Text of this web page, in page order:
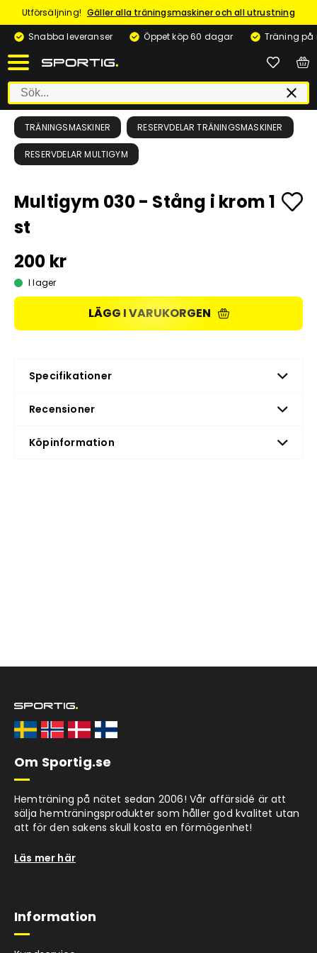
Utförsäljning! Gäller alla träningsmaskiner och all utrustning
Snabba leveranser
Öppet köp 60 dagar Träning på
TRÄNINGSMASKINER RESERVDELAR TRÄNINGSMASKINER
RESERVDELAR MULTIGYM
Multigym 030 - Stång i krom 1
st
200 kr
I lager
LÄGG I VARUKORGEN
Specifikationer
Recensioner
Köpinformation
Om Sportig.se
Hemträning på nätet sedan 2006! Vår affärsidé är att
sälja hemträningsprodukter som håller god kvalitet utan
att för den sakens skull kosta en förmögenhet!
Läs mer här
Information